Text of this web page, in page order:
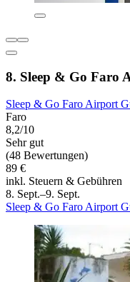
8. Sleep & Go Faro
Sleep & Go Faro Airport
Faro
8,2/10
Sehr gut
(48 Bewertungen)
89 €
inkl. Steuern & Gebühren
8. Sept.–9. Sept.
Sleep & Go Faro Airport